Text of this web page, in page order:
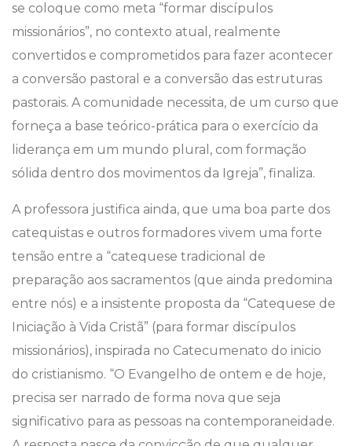
se coloque como meta “formar discípulos
missionários”, no contexto atual, realmente
convertidos e comprometidos para fazer acontecer
a conversão pastoral e a conversão das estruturas
pastorais. A comunidade necessita, de um curso que
forneça a base teórico-prática para o exercício da
liderança em um mundo plural, com formação
sólida dentro dos movimentos da Igreja”, finaliza.
A professora justifica ainda, que uma boa parte dos
catequistas e outros formadores vivem uma forte
tensão entre a “catequese tradicional de
preparação aos sacramentos (que ainda predomina
entre nós) e a insistente proposta da “Catequese de
Iniciação à Vida Cristã” (para formar discípulos
missionários), inspirada no Catecumenato do inicio
do cristianismo. “O Evangelho de ontem e de hoje,
precisa ser narrado de forma nova que seja
significativo para as pessoas na contemporaneidade.